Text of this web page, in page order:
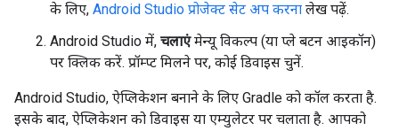
के लिए, Android Studio प्रोजेक्ट सेट अप करना लेख पढ़ें.
Android Studio में, चलाएंमेन्यू विकल्प (या प्ले बटन आइकॉन)
पर क्लिक करें. प्रॉम्प्ट मिलने पर, कोई डिवाइस चुनें.
Android Studio, ऐप्लिकेशन बनाने के लिए Gradle को कॉल करता है.
इसके बाद, ऐप्लिकेशन को डिवाइस या एम्युलेटर पर चलाता है. आपको